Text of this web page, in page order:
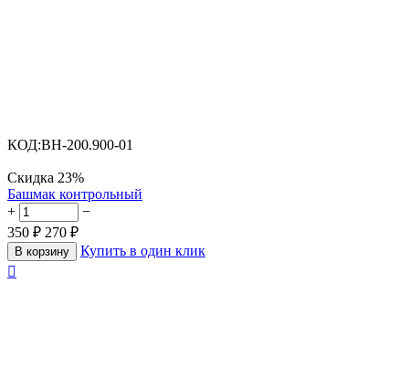
КОД:BH-200.900-01
Скидка 23%
Башмак контрольный
+
−
350 ₽ 270 ₽
В корзину
Купить в один клик
